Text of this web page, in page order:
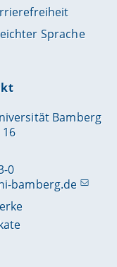
Sprache
Bamberg
0
bamberg.de